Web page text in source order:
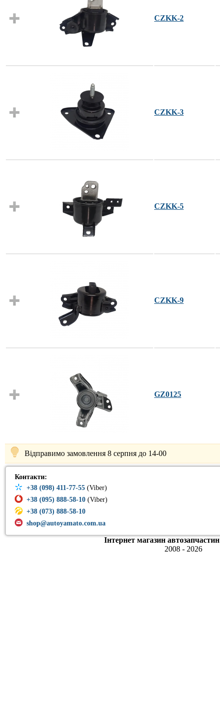
CZKK-2
CZKK-3
CZKK-5
CZKK-9
GZ0125
Відправимо замовлення 8 серпня до 14-00
Контакти:
+38 (098) 411-77-55 (Viber)
+38 (095) 888-58-10 (Viber)
+38 (073) 888-58-10
shop@autoyamato.com.ua
Інтернет магазин
2008 - 2026